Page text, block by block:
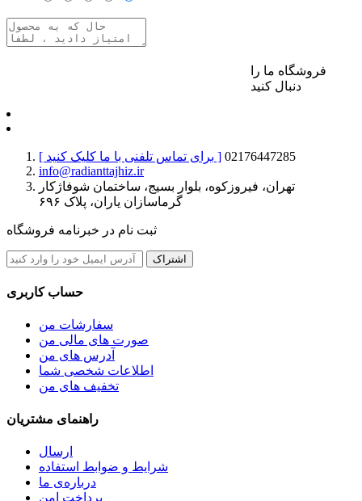
فروشگاه ما را
دنبال کنید
[ برای تماس تلفنی با ما کلیک کنید ] 02176447285
info@radianttajhiz.ir
تهران، فیروزکوه، بلوار بسیج، ساختمان شوفاژکار
گرماسازان یاران، پلاک ۶۹۶
ثبت نام در خبرنامه فروشگاه
اشتراک
حساب کاربری
سفارشات من
صورت های مالی من
آدرس های من
اطلاعات شخصی شما
تخفیف های من
راهنمای مشتریان
ارسال
شرایط و ضوابط استفاده
درباره‌ی ما
پرداخت امن